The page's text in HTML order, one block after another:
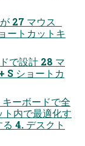
27 マウス
トカットキ
で設計 28 マ
ショートカ
ーボードで全
内で最適化す
4. デスクト